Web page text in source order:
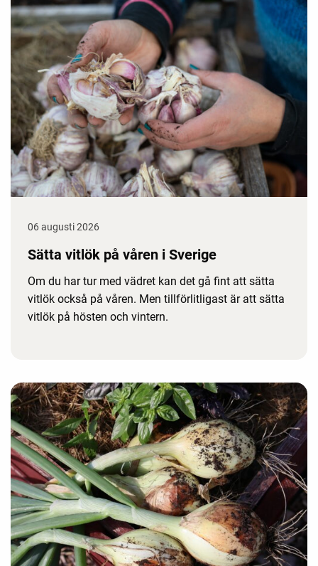
06 augusti 2026
Sätta vitlök på våren i Sverige
Om du har tur med vädret kan det gå fint att sätta
vitlök också på våren. Men tillförlitligast är att sätta
vitlök på hösten och vintern.